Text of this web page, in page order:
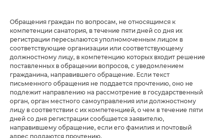
Обращения граждан по вопросам, не относящимся к
компетенции санатория, в течение пяти дней со дня их
регистрации пересылаются уполномоченным лицом в
соответствующие организации или соответствующему
должностному лицу, в компетенцию которых входит решение
поставленных в обращении вопросов, с уведомлением
гражданина, направившего обращение. Если текст
письменного обращения не поддается прочтению, оно не
подлежит направлению на рассмотрение в государственный
орган, орган местного самоуправления или должностному
лицу в соответствии с их компетенцией, о чем в течение пяти
дней со дня регистрации сообщается заявителю,
направившему обращение, если его фамилия и почтовый
адрес поддаются прочтению.